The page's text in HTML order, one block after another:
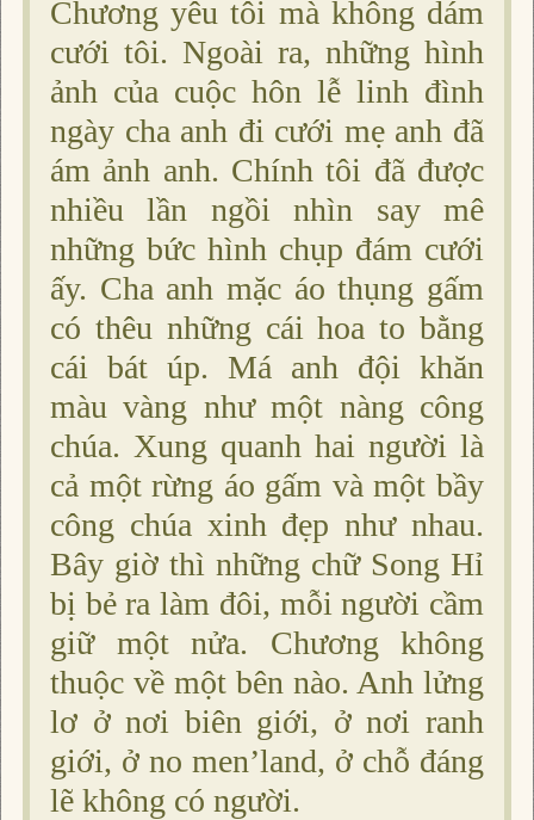
Chương yêu tôi mà không dám
cưới tôi. Ngoài ra, những hình
ảnh của cuộc hôn lễ linh đình
ngày cha anh đi cưới mẹ anh đã
ám ảnh anh. Chính tôi đã được
nhiều lần ngồi nhìn say mê
những bức hình chụp đám cưới
ấy. Cha anh mặc áo thụng gấm
có thêu những cái hoa to bằng
cái bát úp. Má anh đội khăn
màu vàng như một nàng công
chúa. Xung quanh hai người là
cả một rừng áo gấm và một bầy
công chúa xinh đẹp như nhau.
Bây giờ thì những chữ Song Hỉ
bị bẻ ra làm đôi, mỗi người cầm
giữ một nửa. Chương không
thuộc về một bên nào. Anh lửng
lơ ở nơi biên giới, ở nơi ranh
giới, ở no men’land, ở chỗ đáng
lẽ không có người.